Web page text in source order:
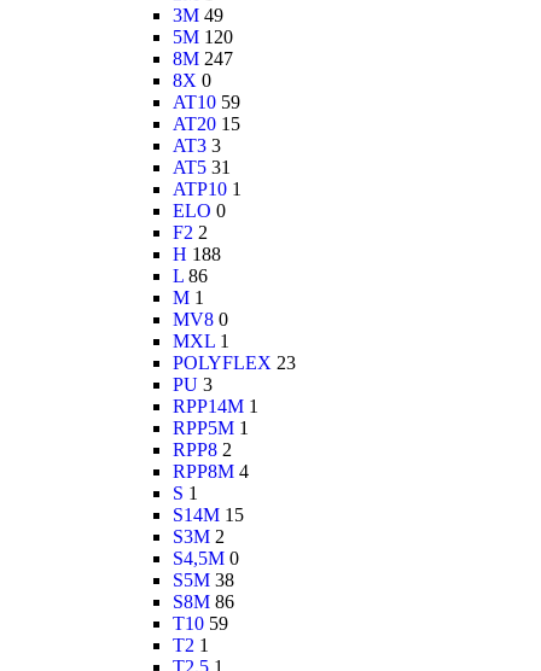
3M 49
5M 120
8M 247
8X 0
AT10 59
AT20 15
AT3 3
AT5 31
ATP10 1
ELO 0
F2 2
H 188
L 86
M 1
MV8 0
MXL 1
POLYFLEX 23
PU 3
RPP14M 1
RPP5M 1
RPP8 2
RPP8M 4
S 1
S14M 15
S3M 2
S4,5M 0
S5M 38
S8M 86
T10 59
T2 1